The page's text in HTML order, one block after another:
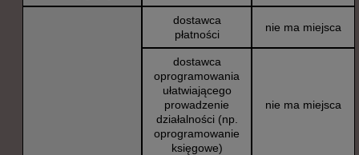
dostawca
płatności
nie ma miejsca
dostawca
oprogramowania
ułatwiającego
prowadzenie
działalności (np.
oprogramowanie
księgowe)
nie ma miejsca